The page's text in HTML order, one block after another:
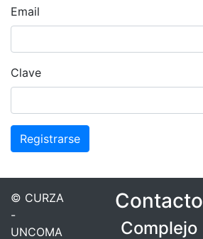
Email
Clave
Registrarse
© CURZA
-
UNCOMA
Contacto
Complejo